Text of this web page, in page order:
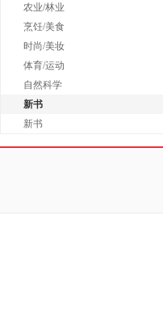
农业/林业
烹饪/美食
时尚/美妆
体育/运动
自然科学
新书
新书